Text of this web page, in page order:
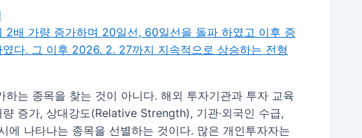
는 종목을 찾는 것이 아니다. 해외 투자기관과 투자 교육
증가, 상대강도(Relative Strength), 기관·외국인 수급,
에 나타나는 종목을 선별하는 것이다. 많은 개인투자자는